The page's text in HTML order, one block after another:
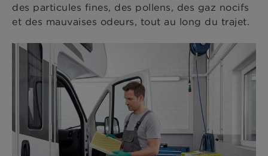
des particules fines, des pollens, des gaz nocifs
et des mauvaises odeurs, tout au long du trajet.